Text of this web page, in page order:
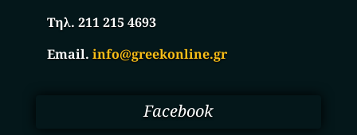
Τηλ. 211 215 4693
Email.info@greekonline.gr
Facebook